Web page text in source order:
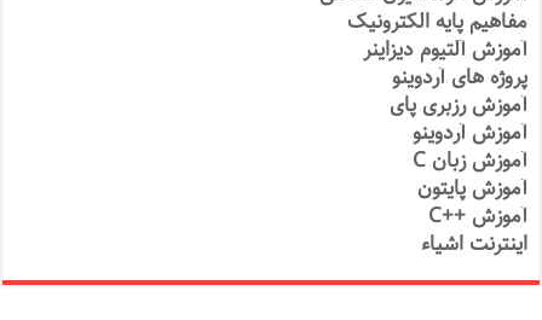
مفاهیم پایه الکترونیک
آموزش آلتیوم دیزاینر
پروژه های آردوینو
آموزش رزبری پای
آموزش آردوینو
آموزش زبان C
آموزش پایتون
آموزش ++C
اینترنت اشیاء